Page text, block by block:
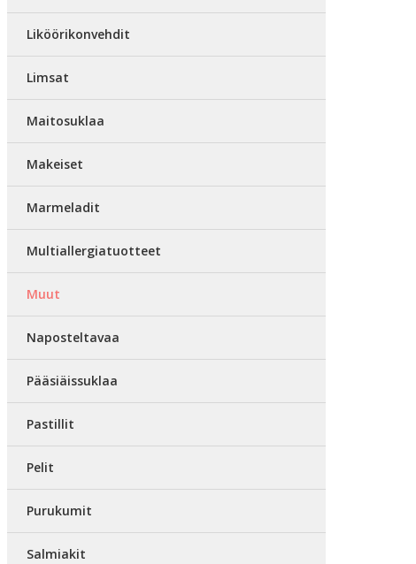
Liköörikonvehdit
Limsat
Maitosuklaa
Makeiset
Marmeladit
Multiallergiatuotteet
Muut
Naposteltavaa
Pääsiäissuklaa
Pastillit
Pelit
Purukumit
Salmiakit